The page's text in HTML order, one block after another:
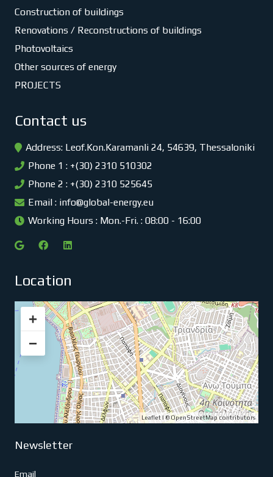
Construction of buildings
Renovations / Reconstructions of buildings
Photovoltaics
Other sources of energy
PROJECTS
Contact us
Address: Leof.Kon.Karamanli 24, 54639, Thessaloniki
Phone 1 : +(30) 2310 510302
Phone 2 : +(30) 2310 525645
Email : info@global-energy.eu
Working Hours : Mon.-Fri. : 08:00 - 16:00
Location
+
−
Leaflet | ©OpenStreetMapcontributors
Newsletter
Email